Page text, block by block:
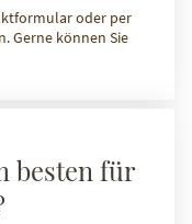
oder per
Gerne können Sie
besten für